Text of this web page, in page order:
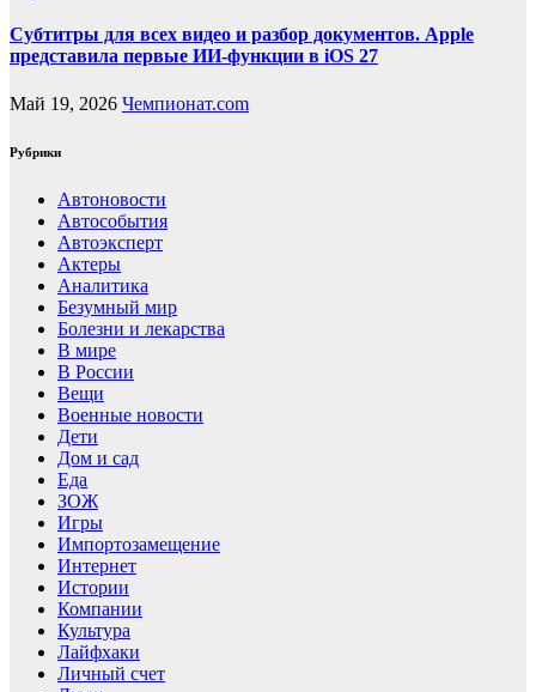
Субтитры для всех видео и разбор документов. Apple
представила первые ИИ-функции в iOS 27
Май 19, 2026 Чемпионат.com
Рубрики
Автоновости
Автособытия
Автоэксперт
Актеры
Аналитика
Безумный мир
Болезни и лекарства
В мире
В России
Вещи
Военные новости
Дети
Дом и сад
Еда
ЗОЖ
Игры
Импортозамещение
Интернет
Истории
Компании
Культура
Лайфхаки
Личный счет